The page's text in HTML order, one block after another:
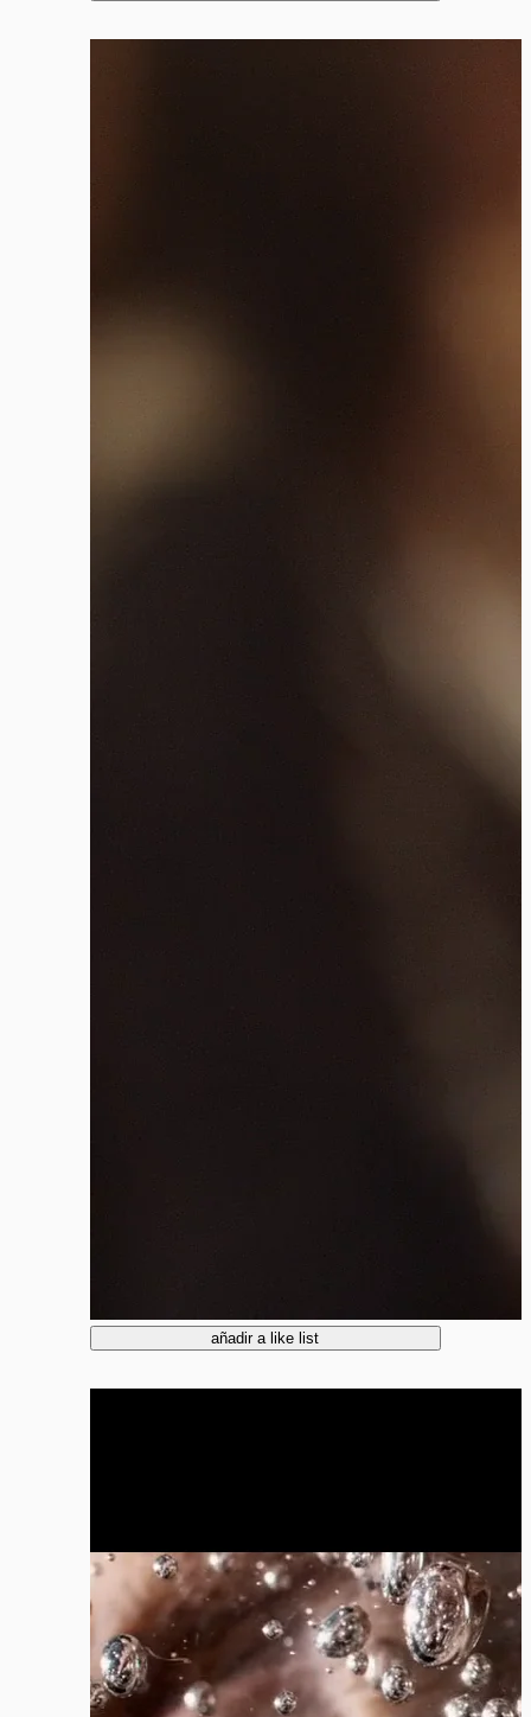
añadir a like list